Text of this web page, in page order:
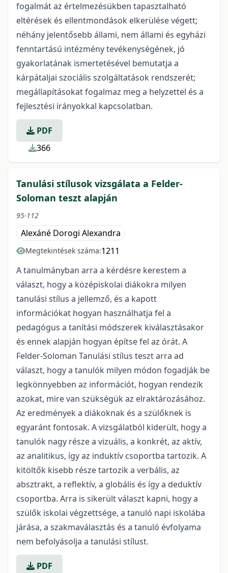
fogalmát az értelmezésükben tapasztalható
eltérések és ellentmondások elkerülése végett;
néhány jelentősebb állami, nem állami és egyházi
fenntartású intézmény tevékenységének, jó
gyakorlatának ismertetésével bemutatja a
kárpátaljai szociális szolgáltatások rendszerét;
megállapításokat fogalmaz meg a helyzettel és a
fejlesztési irányokkal kapcsolatban.
PDF
366
Tanulási stílusok vizsgálata a Felder-
Soloman teszt alapján
95-112
Alexáné Dorogi Alexandra
Megtekintések száma:1211
A tanulmányban arra a kérdésre kerestem a
választ, hogy a középiskolai diákokra milyen
tanulási stílus a jellemző, és a kapott
információkat hogyan használhatja fel a
pedagógus a tanítási módszerek kiválasztásakor
és ennek alapján hogyan építse fel az órát. A
Felder-Soloman Tanulási stílus teszt arra ad
választ, hogy a tanulók milyen módon fogadják be
legkönnyebben az információt, hogyan rendezik
azokat, mire van szükségük az elraktározásához.
Az eredmények a diákoknak és a szülőknek is
egyaránt fontosak. A vizsgálatból kiderült, hogy a
tanulók nagy része a vizuális, a konkrét, az aktív,
az analitikus, így az induktív csoportba tartozik. A
kitöltők kisebb része tartozik a verbális, az
absztrakt, a reflektív, a globális és így a deduktív
csoportba. Arra is sikerült választ kapni, hogy a
szülők iskolai végzettsége, a tanuló napi iskolába
járása, a szakmaválasztás és a tanuló évfolyama
nem befolyásolja a tanulási stílust.
PDF